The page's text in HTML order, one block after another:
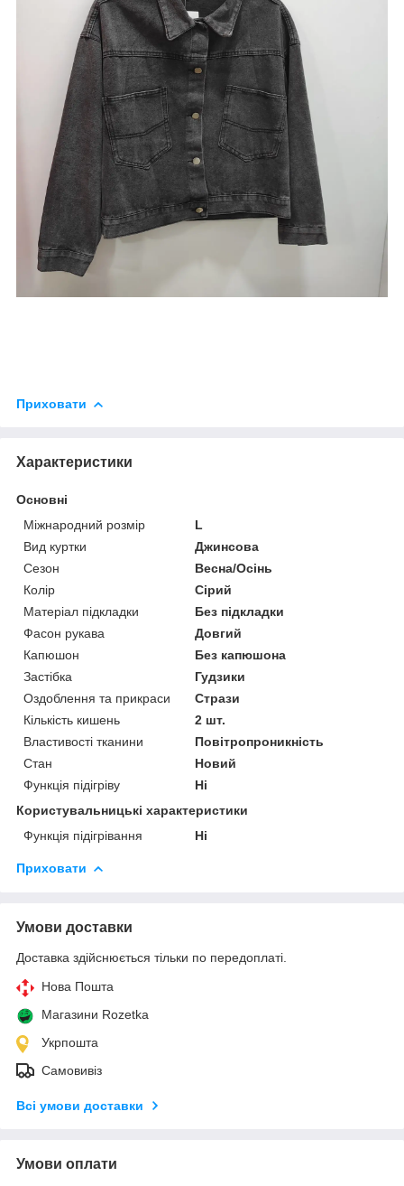
Приховати
Характеристики
Основні
Міжнародний розмір
L
Вид куртки
Джинсова
Сезон
Весна/Осінь
Колір
Сірий
Матеріал підкладки
Без підкладки
Фасон рукава
Довгий
Капюшон
Без капюшона
Застібка
Гудзики
Оздоблення та прикраси
Стрази
Кількість кишень
2 шт.
Властивості тканини
Повітропроникність
Стан
Новий
Функція підігріву
Ні
Користувальницькі характеристики
Функція підігрівання
Ні
Приховати
Умови доставки
Доставка здійснюється тільки по передоплаті.
Нова Пошта
Магазини Rozetka
Укрпошта
Самовивіз
Всі умови доставки
Умови оплати